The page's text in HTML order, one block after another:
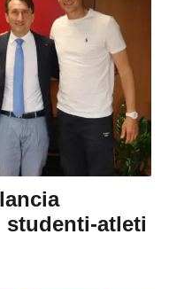
studenti-atleti